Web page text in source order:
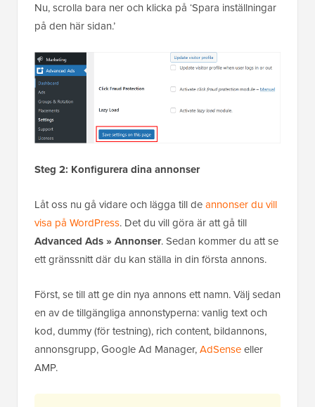
Nu, scrolla bara ner och klicka på ‘Spara inställningar
på den här sidan.’
Steg 2: Konfigurera dina annonser
Låt oss nu gå vidare och lägga till deannonser du vill
visa på WordPress. Det du vill göra är att gå till
Advanced Ads » Annonser. Sedan kommer du att se
ett gränssnitt där du kan ställa in din första annons.
Först, se till att ge din nya annons ett namn. Välj sedan
en av de tillgängliga annonstyperna: vanlig text och
kod, dummy (för testning), rich content, bildannons,
annonsgrupp, Google Ad Manager,AdSenseeller
AMP.